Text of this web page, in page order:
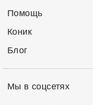
Помощь
Коник
Блог
Мы в соцсетях